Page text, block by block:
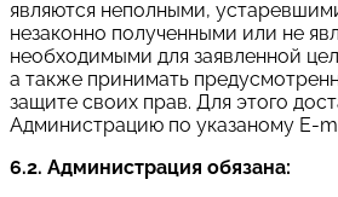
являются неполными,
незаконно полученными или не
необходимыми для заявленной
а также принимать
защите своих прав. Для этого
Администрацию по указаному E-
6.2. Администрация обязана: